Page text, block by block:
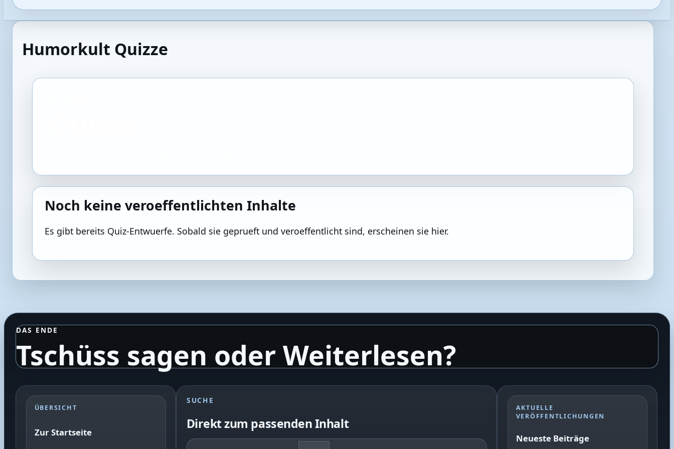
Humorkult Quizze
Noch keine veroeffentlichten Inhalte
Es gibt bereits Quiz-Entwuerfe. Sobald sie geprueft und veroeffentlicht sind, erscheinen sie hier.
DAS ENDE
Tschüss sagen oder Weiterlesen?
ÜBERSICHT
Zur Startseite
SUCHE
Direkt zum passenden Inhalt
F
AKTUELLE
VERÖFFENTLICHUNGEN
Neueste Beiträge